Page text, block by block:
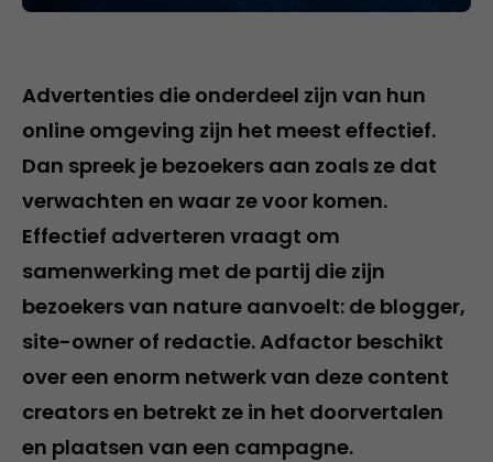
Advertenties die onderdeel zijn van hun
online omgeving zijn het meest effectief.
Dan spreek je bezoekers aan zoals ze dat
verwachten en waar ze voor komen.
Effectief adverteren vraagt om
samenwerking met de partij die zijn
bezoekers van nature aanvoelt: de blogger,
site-owner of redactie. Adfactor beschikt
over een enorm netwerk van deze content
creators en betrekt ze in het doorvertalen
en plaatsen van een campagne.